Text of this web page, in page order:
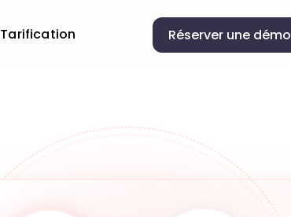
Tarification Réserver une démo